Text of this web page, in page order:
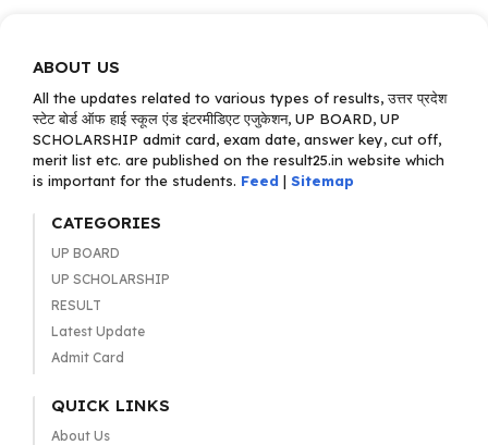
ABOUT US
All the updates related to various types of results, उत्तर प्रदेश
स्टेट बोर्ड ऑफ हाई स्कूल एंड इंटरमीडिएट एजुकेशन, UP BOARD, UP
SCHOLARSHIP admit card, exam date, answer key, cut off,
merit list etc. are published on the result25.in website which
is important for the students. Feed | Sitemap
CATEGORIES
UP BOARD
UP SCHOLARSHIP
RESULT
Latest Update
Admit Card
QUICK LINKS
About Us